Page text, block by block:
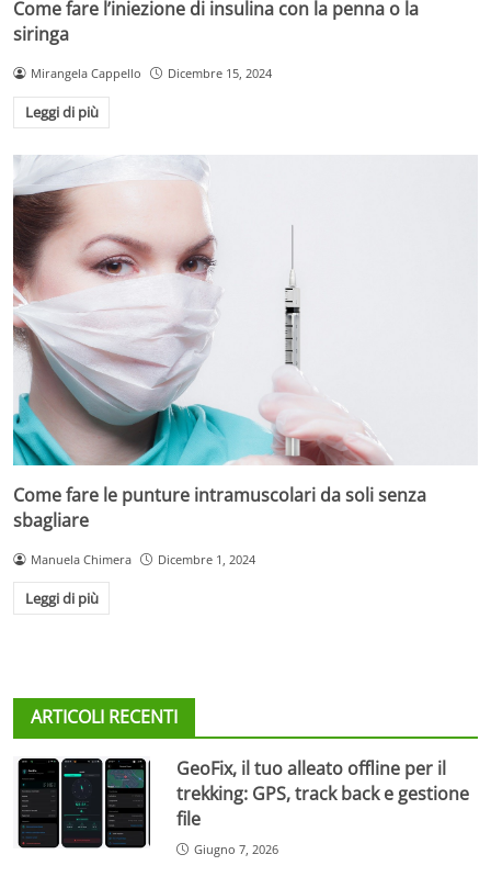
Come fare l’iniezione di insulina con la penna o la
siringa
Mirangela Cappello Dicembre 15, 2024
Leggi di più
Come fare le punture intramuscolari da soli senza
sbagliare
Manuela Chimera Dicembre 1, 2024
Leggi di più
ARTICOLI RECENTI
GeoFix, il tuo alleato offline per il
trekking: GPS, track back e gestione
file
Giugno 7, 2026